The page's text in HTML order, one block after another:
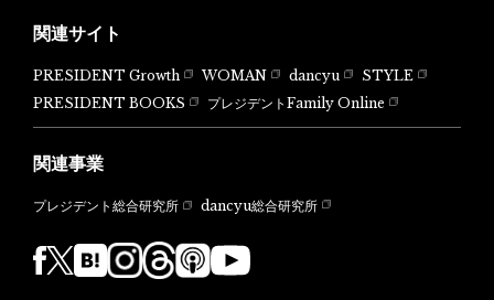
関連サイト
PRESIDENT Growth WOMAN dancyu
STYLE
PRESIDENT BOOKS
プレジデントFamily Online
関連事業
プレジデント総合研究所 dancyu総合研究所